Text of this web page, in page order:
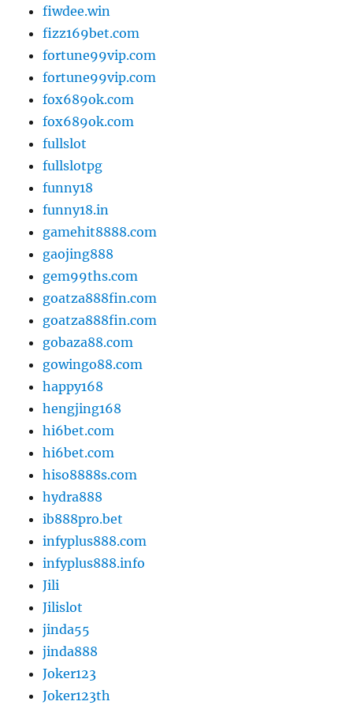
fiwdee.win
fizz169bet.com
fortune99vip.com
fortune99vip.com
fox689ok.com
fox689ok.com
fullslot
fullslotpg
funny18
funny18.in
gamehit8888.com
gaojing888
gem99ths.com
goatza888fin.com
goatza888fin.com
gobaza88.com
gowingo88.com
happy168
hengjing168
hi6bet.com
hi6bet.com
hiso8888s.com
hydra888
ib888pro.bet
infyplus888.com
infyplus888.info
Jili
Jilislot
jinda55
jinda888
Joker123
Joker123th